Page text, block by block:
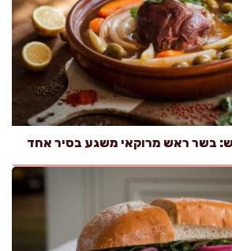
בשר ראש מרוקאי משגע בסיר אחד